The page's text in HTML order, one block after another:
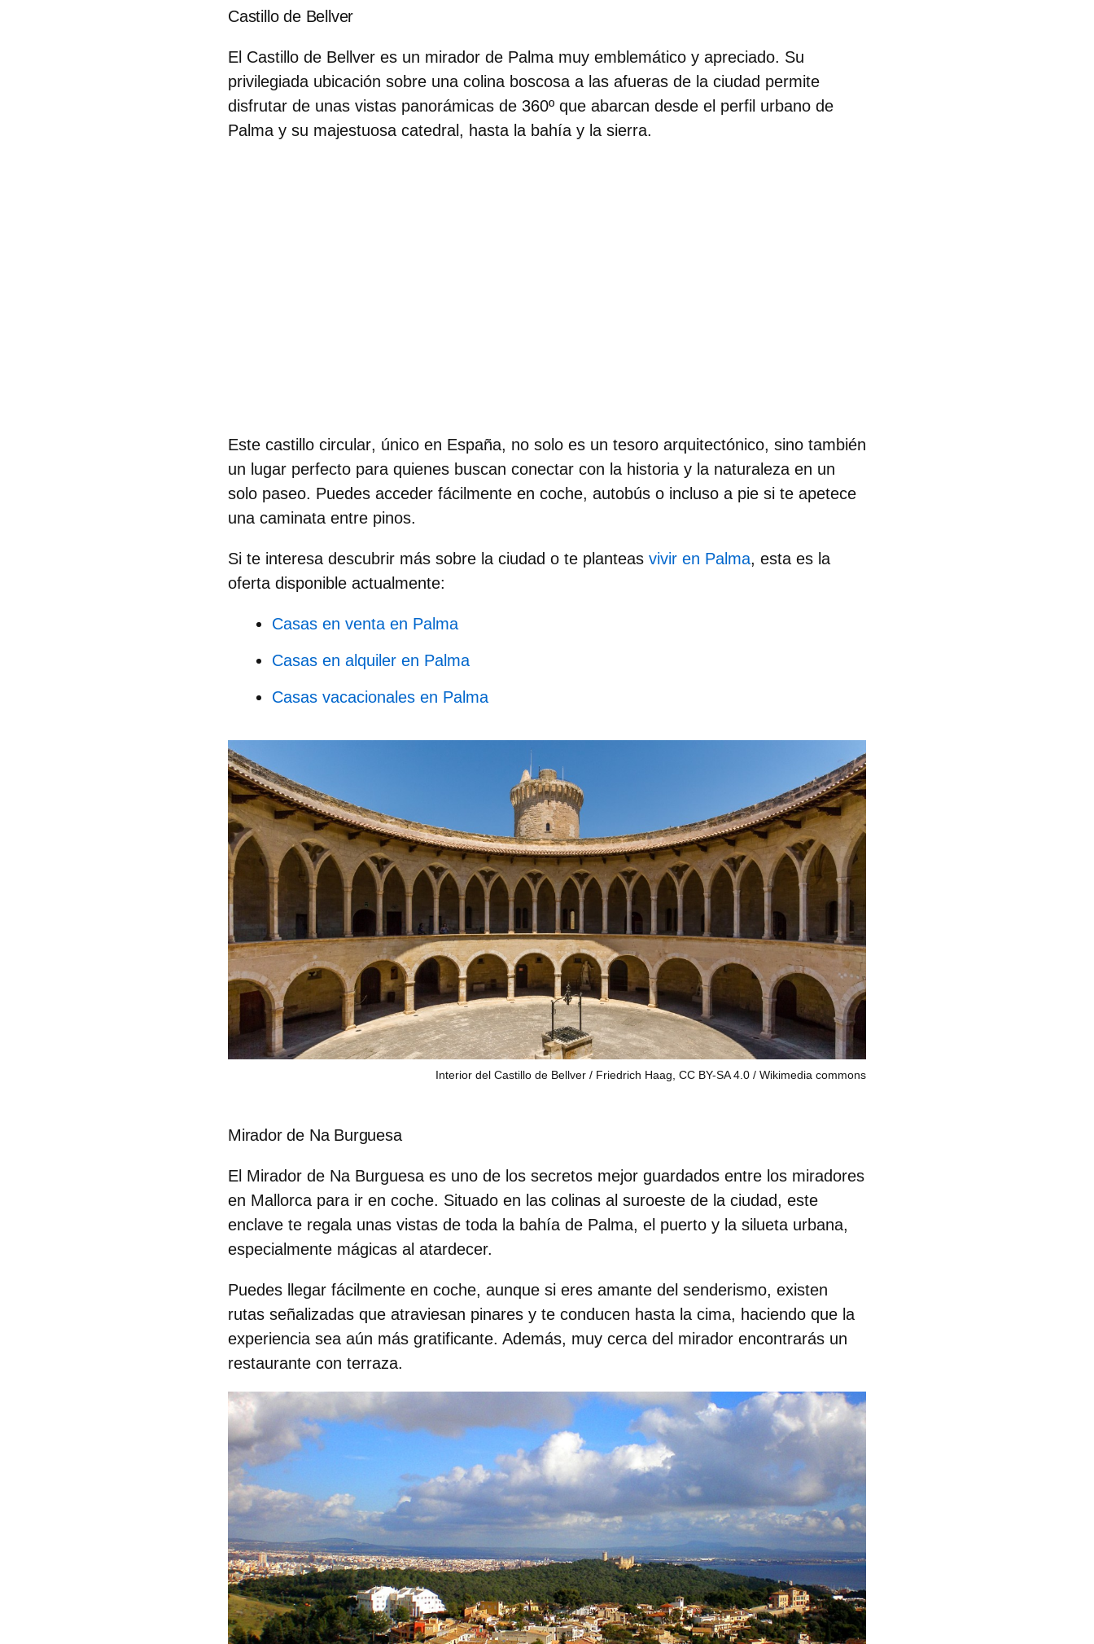
Castillo de Bellver
El Castillo de Bellver es un mirador de Palma muy emblemático y apreciado. Su
privilegiada ubicación sobre una colina boscosa a las afueras de la ciudad permite
disfrutar de unas vistas panorámicas de 360º que abarcan desde el perfil urbano de
Palma y su majestuosa catedral, hasta la bahía y la sierra.
Este castillo circular, único en España, no solo es un tesoro arquitectónico, sino también
un lugar perfecto para quienes buscan conectar con la historia y la naturaleza en un
solo paseo. Puedes acceder fácilmente en coche, autobús o incluso a pie si te apetece
una caminata entre pinos.
Si te interesa descubrir más sobre la ciudad o te planteas vivir en Palma, esta es la
oferta disponible actualmente:
Casas en venta en Palma
Casas en alquiler en Palma
Casas vacacionales en Palma
Interior del Castillo de Bellver / Friedrich Haag, CC BY-SA 4.0 Wikimedia commons
Mirador de Na Burguesa
El Mirador de Na Burguesa es uno de los secretos mejor guardados entre los miradores
en Mallorca para ir en coche. Situado en las colinas al suroeste de la ciudad, este
enclave te regala unas vistas de toda la bahía de Palma, el puerto y la silueta urbana,
especialmente mágicas al atardecer.
Puedes llegar fácilmente en coche, aunque si eres amante del senderismo, existen
rutas señalizadas que atraviesan pinares y te conducen hasta la cima, haciendo que la
experiencia sea aún más gratificante. Además, muy cerca del mirador encontrarás un
restaurante con terraza.